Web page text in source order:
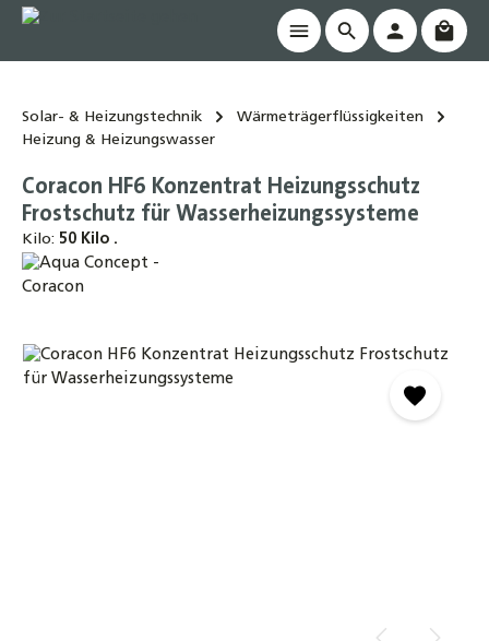
springen
Solar- & Heizungstechnik
Wärmeträgerflüssigkeiten
Heizung & Heizungswasser
Coracon HF6 Konzentrat Heizungsschutz
Frostschutz für Wasserheizungssysteme
Kilo: 50 Kilo .
Bildergalerie überspringen